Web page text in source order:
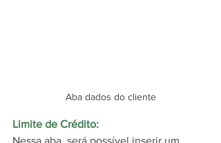
Aba dados do cliente
Limite de Crédito:
Nessa aba, será possível inserir um